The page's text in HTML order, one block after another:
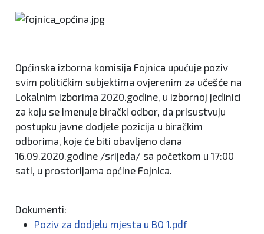
Općinska izborna komisija Fojnica upućuje poziv
svim političkim subjektima ovjerenim za učešće na
Lokalnim izborima 2020.godine, u izbornoj jedinici
za koju se imenuje birački odbor, da prisustvuju
postupku javne dodjele pozicija u biračkim
odborima, koje će biti obavljeno dana
16.09.2020.godine /srijeda/ sa početkom u 17:00
sati, u prostorijama općine Fojnica.
Dokumenti:
Poziv za dodjelu mjesta u BO 1.pdf